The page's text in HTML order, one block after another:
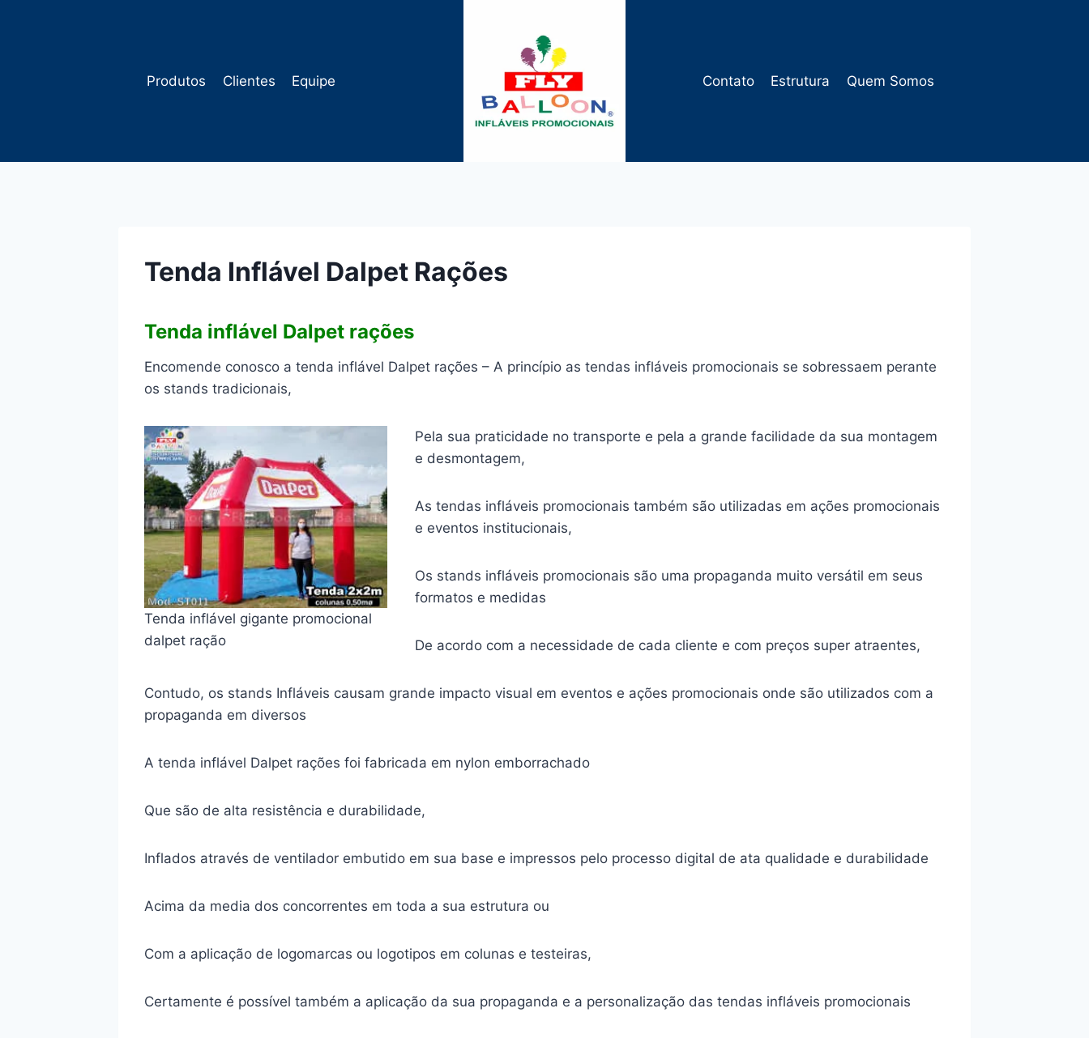
Produtos Clientes Equipe Contato Estrutura Quem Somos
Tenda Inflável Dalpet Rações
Tenda inflável Dalpet rações
Encomende conosco a tenda inflável Dalpet rações – A princípio as tendas infláveis promocionais se sobressaem perante
os stands tradicionais,
Tenda inflável gigante promocional
dalpet ração
Pela sua praticidade no transporte e pela a grande facilidade da sua montagem
e desmontagem,
As tendas infláveis promocionais também são utilizadas em ações promocionais
e eventos institucionais,
Os stands infláveis promocionais são uma propaganda muito versátil em seus
formatos e medidas
De acordo com a necessidade de cada cliente e com preços super atraentes,
Contudo, os stands Infláveis causam grande impacto visual em eventos e ações promocionais onde são utilizados com a
propaganda em diversos
A tenda inflável Dalpet rações foi fabricada em nylon emborrachado
Que são de alta resistência e durabilidade,
Inflados através de ventilador embutido em sua base e impressos pelo processo digital de ata qualidade e durabilidade
Acima da media dos concorrentes em toda a sua estrutura ou
Com a aplicação de logomarcas ou logotipos em colunas e testeiras,
Certamente é possível também a aplicação da sua propaganda e a personalização das tendas infláveis promocionais